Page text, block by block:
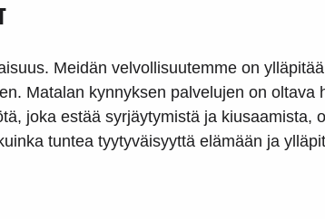
Meidän velvollisuutemme on
Matalan kynnyksen palvelujen on
joka estää syrjäytymistä ja kiusaamista,
tuntea tyytyväisyyttä elämään ja